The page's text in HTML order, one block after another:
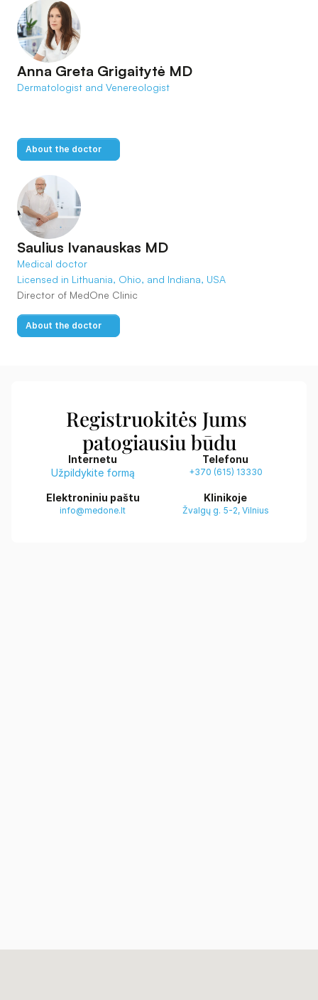
Anna Greta Grigaitytė MD
Dermatologist and Venereologist
About the doctor
Saulius Ivanauskas MD
Medical doctor
Licensed in Lithuania, Ohio, and Indiana, USA
Director of MedOne Clinic
About the doctor
Registruokitės Jums
patogiausiu būdu
Internetu
Užpildykite formą
Telefonu
+370 (615) 13330
Elektroniniu paštu
info@medone.lt
Klinikoje
Žvalgų g. 5-2, Vilnius